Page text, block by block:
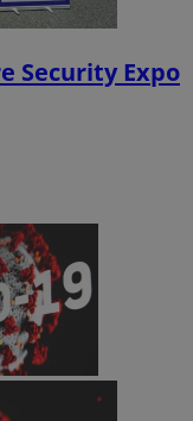
Security Expo